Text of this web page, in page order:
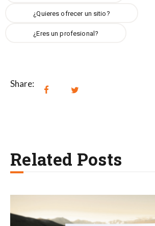
¿Quieres ofrecer un sitio?
¿Eres un profesional?
Share:
Related Posts